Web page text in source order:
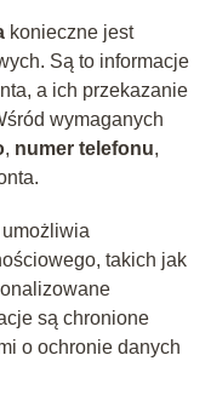
konieczne jest
Są to informacje
a ich przekazanie
wymaganych
, numer telefonu,
takich jak
są chronione
o ochronie danych